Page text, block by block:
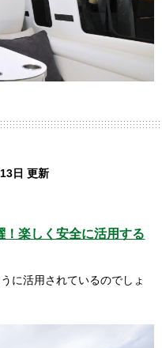
日 更新
楽しく安全に活用する
に活用されているのでしょ